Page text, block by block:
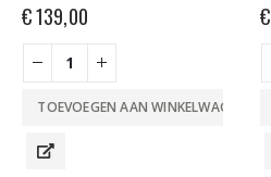
€139,00
TOEVOEGEN AAN WINKELWAGEN
€